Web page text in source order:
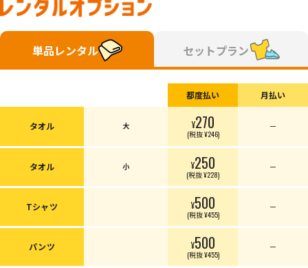
単品レンタル セットプラン
都度払い 月払い
タオル 大 ¥270
(税抜 ¥246)
ー
タオル 小 ¥250
(税抜 ¥228)
ー
Tシャツ ¥500
(税抜 ¥455)
ー
パンツ ¥500
(税抜 ¥455)
ー